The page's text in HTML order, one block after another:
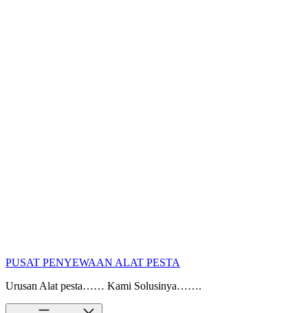
PUSAT PENYEWAAN ALAT PESTA
Urusan Alat pesta…… Kami Solusinya…….